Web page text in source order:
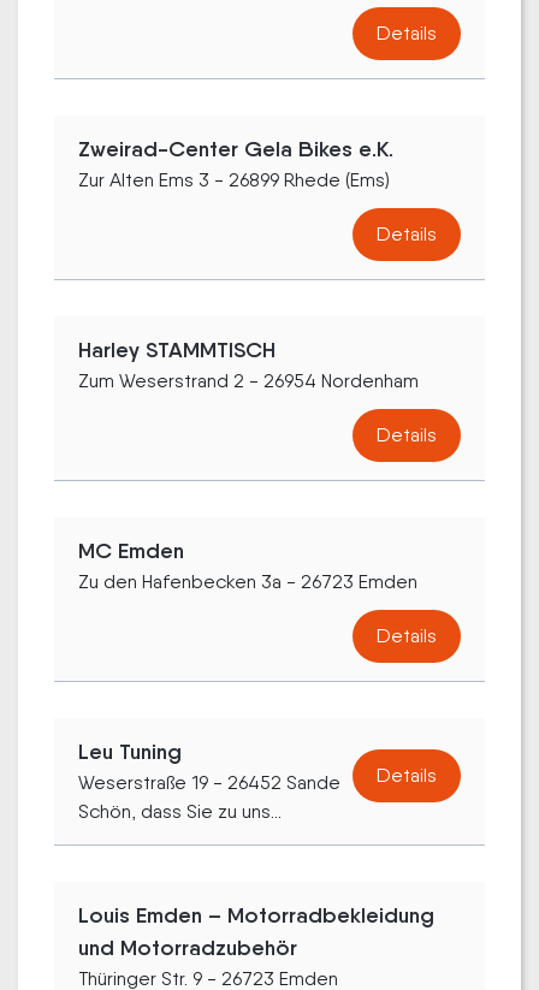
Details
Zweirad-Center Gela Bikes e.K.
Zur Alten Ems 3 - 26899 Rhede (Ems)
Details
Harley STAMMTISCH
Zum Weserstrand 2 - 26954 Nordenham
Details
MC Emden
Zu den Hafenbecken 3a - 26723 Emden
Details
Leu Tuning
Weserstraße 19 - 26452 Sande
Schön, dass Sie zu uns...
Details
Louis Emden – Motorradbekleidung
und Motorradzubehör
Thüringer Str. 9 - 26723 Emden